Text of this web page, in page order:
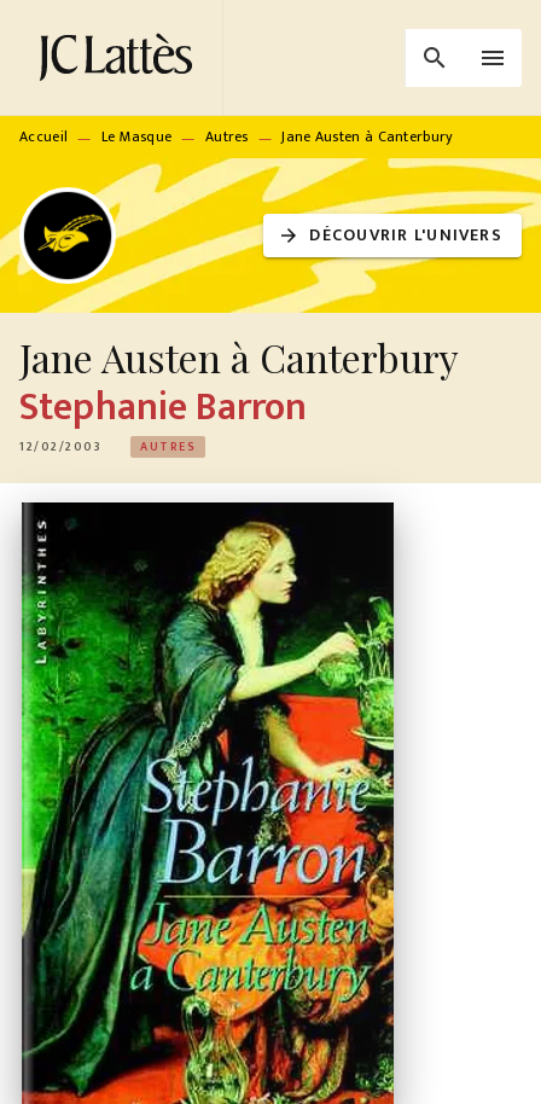
MENU RECHERCHE
PIED DE PAGE
search menu
Accueil — Le Masque — Autres — Jane Austen à Canterbury
arrow_forward DÉCOUVRIR L'UNIVERS
Jane Austen à Canterbury
Stephanie Barron
12/02/2003 AUTRES